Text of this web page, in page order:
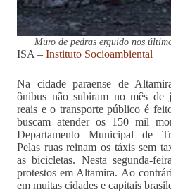
Muro de pedras erguido nos
ISA – Instituto Socioambiental
Na cidade paraense de
ônibus não subiram no mês de
reais e o transporte público é
buscam atender os 150 mil
Departamento Municipal de
Pelas ruas reinam os táxis sem
as bicicletas. Nesta segunda-
protestos em Altamira. Ao
em muitas cidades e capitais